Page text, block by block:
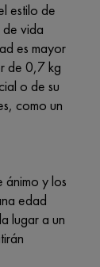
estilo de
de vida
es mayor
de 0,7 kg
o de su
como un
ánimo y los
edad
lugar a un